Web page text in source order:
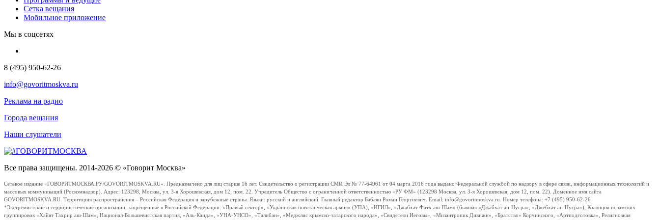
Сетка вещания
Мобильное приложение
Мы в соцсетях
8 (495) 950-62-26
info@govoritmoskva.ru
Реклама на радио
Города вещания
Наши слушатели
Все права защищены. 2014-2026 © «Говорит Москва»
Сетевое издание «ГОВОРИТМОСКВА.РУ/GOVORITMOSKVA.RU». Предназначено для лиц старше 16 лет. Свидетельство о регистрации СМИ Эл № 77-64961 от 04 марта 2016 года выдано Федеральной службой по надзору в сфере связи, информационных технологий и
массовых коммуникаций (Роскомнадзор). Адрес: 123298, Москва, ул. 3-я Хорошевская, дом 12, пом. 22. Учредитель Общество с ограниченной ответственностью «РУ ФМ» (123298 Москва, ул. 3-я Хорошевская, дом 12, пом. 22). Доменное имя сайта
GOVORITMOSKVA.RU. Территория распространения – Российская Федерация и зарубежные страны. Языки: русский и английский. Главный редактор Бабаян Роман Георгиевич. Email: info@govoritmoskva.ru. Номер телефона: +7 (495) 950-62-26
*Экстремистские и террористические организации, запрещенные в Российской Федерации: «Правый сектор», «Украинская повстанческая армия» (УПА), «ИГИЛ», «Джабхат Фатх аш-Шам» (бывшая «Джабхат ан-Нусра», «Джебхат ан-Нусра»), Коалиция исламских
группировок «Хайят Тахрир аш-Шам», Национал-Большевистская партия, «Аль-Каида», «УНА-УНСО», «Талибан», «Меджлис крымско-татарского народа», «Свидетели Иеговы», «Мизантропик Дивижн», «Братство» Корчинского, «Артподготовка», Религиозная